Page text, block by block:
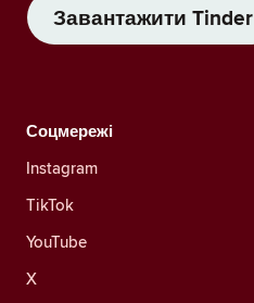
Завантажити Tinder
Соцмережі
Instagram
TikTok
YouTube
X